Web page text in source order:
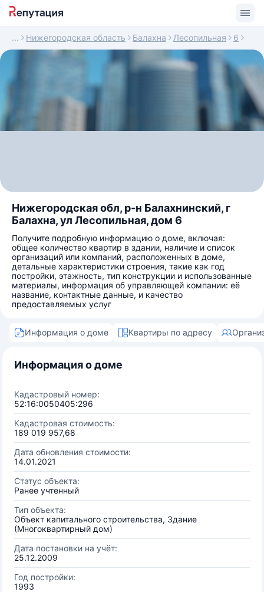
Нижегородская область Балахна Лесопильная 6
Нижегородская обл, р-н Балахнинский, г
Балахна, ул Лесопильная, дом 6
Получите подробную информацию о доме, включая:
общее количество квартир в здании, наличие и список
организаций или компаний, расположенных в доме,
детальные характеристики строения, такие как год
постройки, этажность, тип конструкции и использованные
материалы, информация об управляющей компании: её
название, контактные данные, и качество
предоставляемых услуг
Информация о доме Квартиры по адресу
Информация о доме
Кадастровый номер:
52:16:0050405:296
Кадастровая стоимость:
189 019 957,68
Дата обновления стоимости:
14.01.2021
Статус объекта:
Ранее учтенный
Тип объекта:
Объект капитального строительства, Здание
(Многоквартирный дом)
Дата постановки на учёт:
25.12.2009
Год постройки:
1993